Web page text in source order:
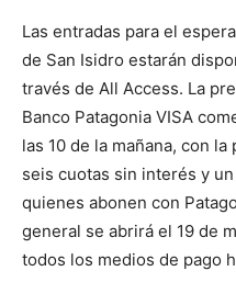
Las entradas para el
de San Isidro estarán
través de All Access. La
Banco Patagonia VISA
las 10 de la mañana, con
seis cuotas sin interés y
quienes abonen con
general se abrirá el 19 de
todos los medios de pago